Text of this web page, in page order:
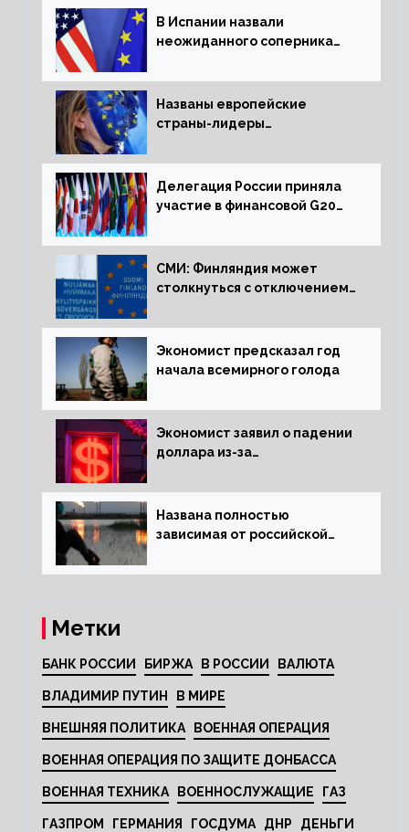
В Испании назвали
неожиданного соперника
Названы европейские
страны-лидеры
активов
Делегация России приняла
участие в финансовой G20
СМИ: Финляндия может
столкнуться с отключением
Экономист предсказал год
начала всемирного голода
Экономист заявил о падении
доллара из-за
Названа полностью
зависимая от российской
Метки
БАНК РОССИИ БИРЖА В РОССИИ ВАЛЮТА
ВЛАДИМИР ПУТИН В МИРЕ
ВНЕШНЯЯ ПОЛИТИКА ВОЕННАЯ ОПЕРАЦИЯ
ВОЕННАЯ ОПЕРАЦИЯ ПО ЗАЩИТЕ ДОНБАССА
ВОЕННАЯ ТЕХНИКА ВОЕННОСЛУЖАЩИЕ ГАЗ
ГАЗПРОМ ГЕРМАНИЯ ГОСДУМА ДНР ДЕНЬГИ